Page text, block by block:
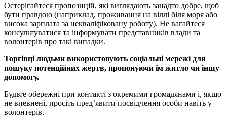
Остерігайтеся пропозицій, які виглядають занадто добре, щоб
бути правдою (наприклад, проживання на віллі біля моря або
висока зарплата за некваліфіковану роботу). Не вагайтеся
консультуватися та інформувати представників влади та
волонтерів про такі випадки.
Торгівці людьми використовують соціальні мережі для
пошуку потенційних жертв, пропонуючи їм житло чи іншу
допомогу.
Будьте обережні при контакті з окремими громадянами і, якщо
не впевнені, просіть пред’явити посвідчення особи навіть у
волонтерів.